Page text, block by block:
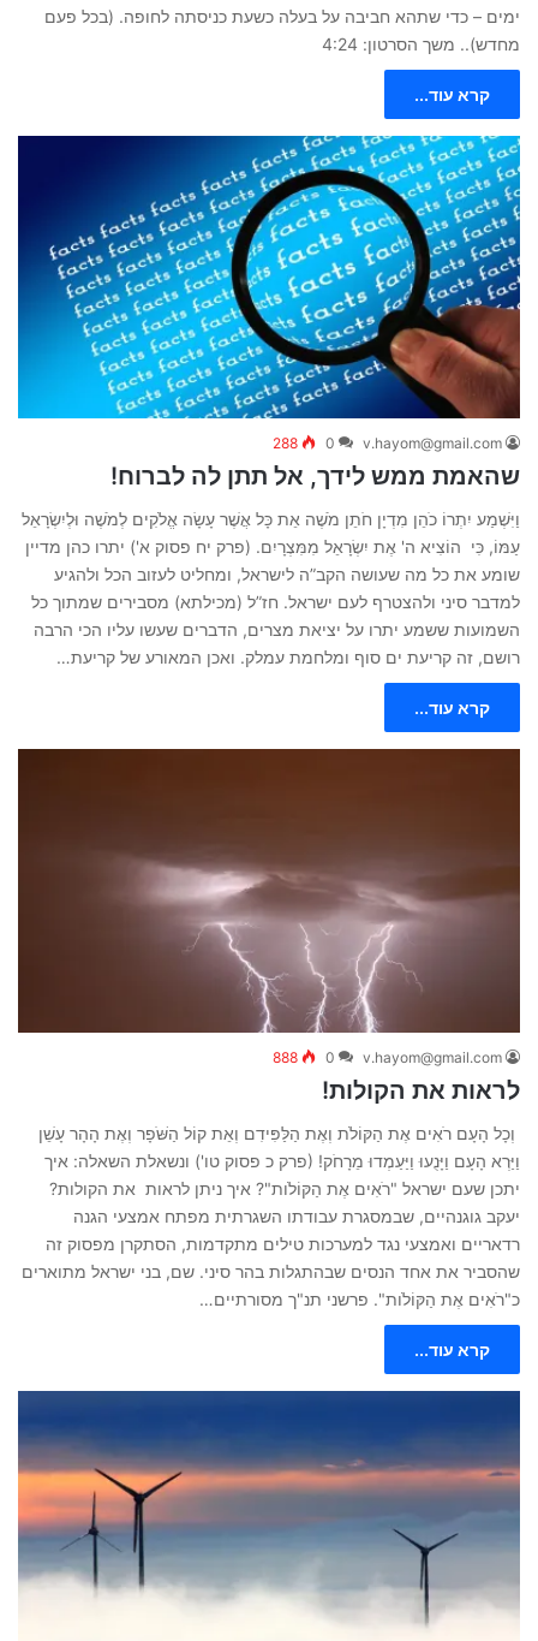
ימים – כדי שתהא חביבה על בעלה כשעת כניסתה לחופה. (בכל פעם
מחדש).. משך הסרטון: 4:24
קרא עוד...
v.hayom@gmail.com
0
288
שהאמת ממש לידך, אל תתן לה לברוח!
וַיִּשְׁמַע יִתְרוֹ כֹהֵן מִדְיָן חֹתֵן מֹשֶׁה אֵת כָּל אֲשֶׁר עָשָׂה אֱלֹקִים לְמֹשֶׁה וּלְיִשְׂרָאֵל
עַמּוֹ, כִּי הוֹצִיא ה' אֶת יִשְׂרָאֵל מִמִּצְרָיִם. (פרק יח פסוק א') יתרו כהן מדיין
שומע את כל מה שעושה הקב”ה לישראל, ומחליט לעזוב הכל ולהגיע
למדבר סיני ולהצטרף לעם ישראל. חז”ל (מכילתא) מסבירים שמתוך כל
השמועות ששמע יתרו על יציאת מצרים, הדברים שעשו עליו הכי הרבה
רושם, זה קריעת ים סוף ומלחמת עמלק. ואכן המאורע של קריעת…
קרא עוד...
v.hayom@gmail.com
0
888
לראות את הקולות!
וְכָל הָעָם רֹאִים אֶת הַקּוֹלֹת וְאֶת הַלַּפִּידִם וְאֵת קוֹל הַשֹּׁפָר וְאֶת הָהָר עָשֵׁן
וַיַּרְא הָעָם וַיָּנֻעוּ וַיַּעַמְדוּ מֵרָחֹק! (פרק כ פסוק טו') ונשאלת השאלה: איך
יתכן שעם ישראל "רֹאִים אֶת הַקּוֹלֹות"? איך ניתן לראות את הקולות?
יעקב גוגנהיים, שבמסגרת עבודתו השגרתית מפתח אמצעי הגנה
רדאריים ואמצעי נגד למערכות טילים מתקדמות, הסתקרן מפסוק זה
שהסביר את אחד הנסים שבהתגלות בהר סיני. שם, בני ישראל מתוארים
כ"רֹאִים אֶת הַקּוֹלֹות". פרשני תנ"ך מסורתיים…
קרא עוד...